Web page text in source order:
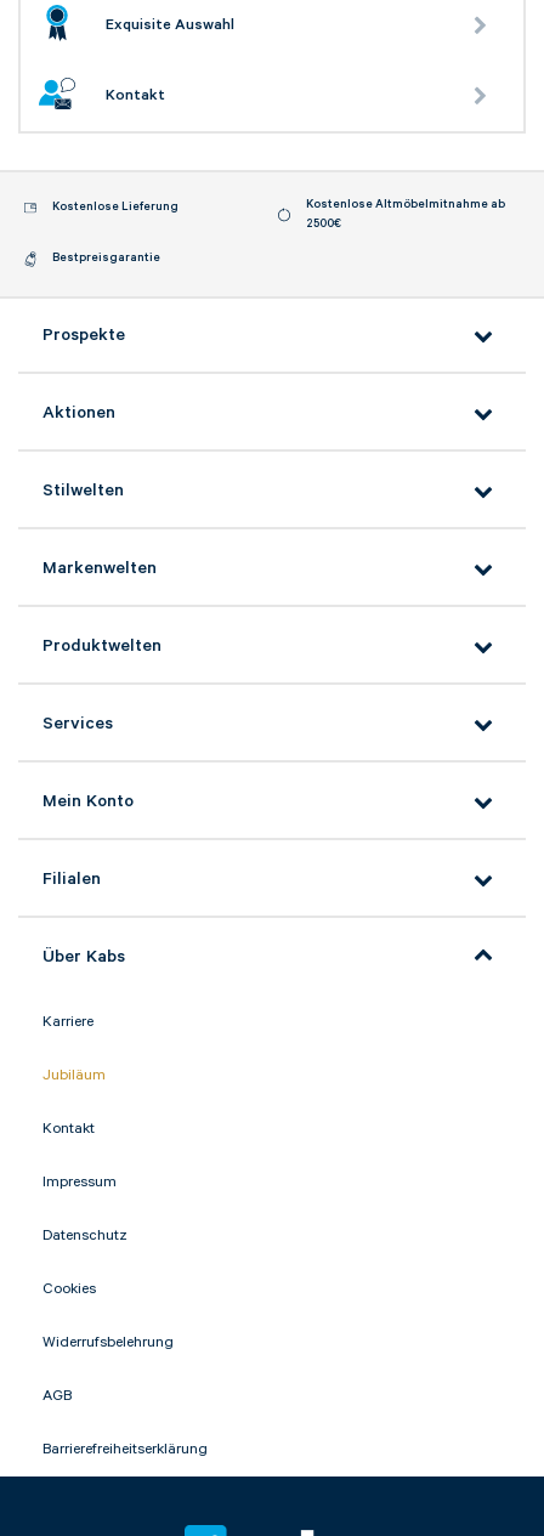
Exquisite Auswahl
Kontakt
Kostenlose Lieferung
Kostenlose Altmöbelmitnahme ab
2500€
Bestpreisgarantie
Prospekte
Aktionen
Stilwelten
Markenwelten
Produktwelten
Services
Mein Konto
Filialen
Über Kabs
Karriere
Jubiläum
Kontakt
Impressum
Datenschutz
Cookies
Widerrufsbelehrung
AGB
Barrierefreiheitserklärung